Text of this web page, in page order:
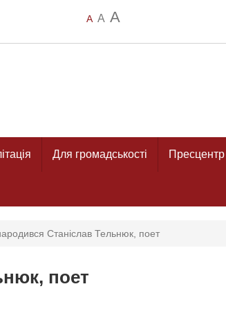
A A A
Для громадськості Пресцентр
Станіслав Тельнюк, поет
поет